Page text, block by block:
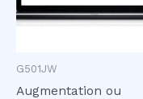
G501JW
Augmentation ou